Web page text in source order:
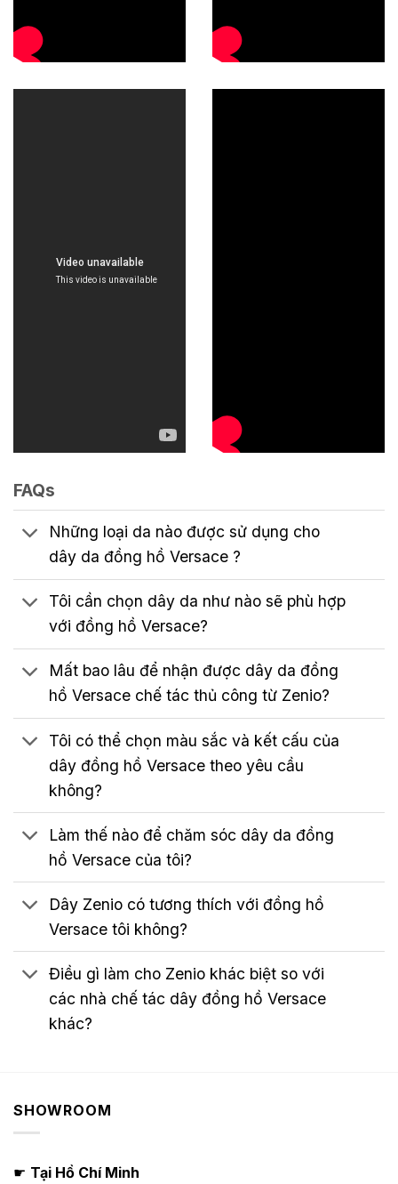
FAQs
Những loại da nào được sử dụng cho
dây da đồng hồ Versace ?
Tôi cần chọn dây da như nào sẽ phù hợp
với đồng hồ Versace?
Mất bao lâu để nhận được dây da đồng
hồ Versace chế tác thủ công từ Zenio?
Tôi có thể chọn màu sắc và kết cấu của
dây đồng hồ Versace theo yêu cầu
không?
Làm thế nào để chăm sóc dây da đồng
hồ Versace của tôi?
Dây Zenio có tương thích với đồng hồ
Versace tôi không?
Điều gì làm cho Zenio khác biệt so với
các nhà chế tác dây đồng hồ Versace
khác?
SHOWROOM
☛ Tại Hồ Chí Minh